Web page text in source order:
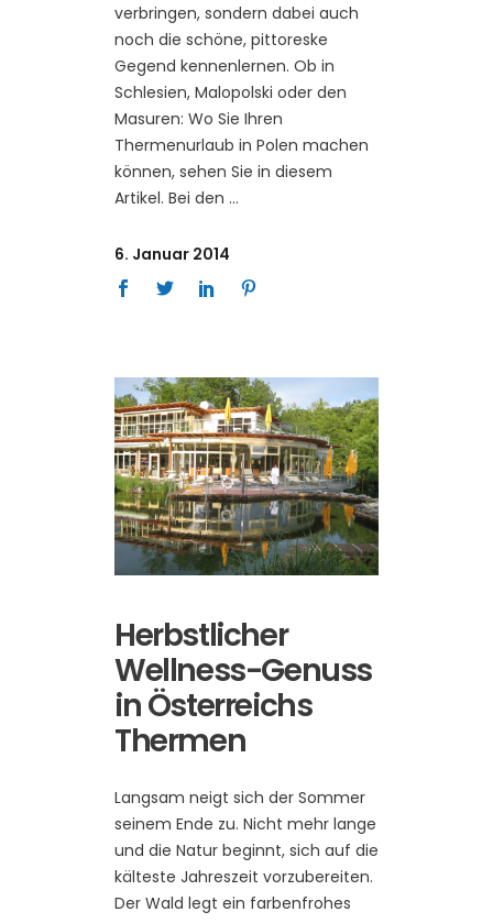
verbringen, sondern dabei auch
noch die schöne, pittoreske
Gegend kennenlernen. Ob in
Schlesien, Malopolski oder den
Masuren: Wo Sie Ihren
Thermenurlaub in Polen machen
können, sehen Sie in diesem
Artikel. Bei den
6. Januar 2014
Herbstlicher
Wellness-Genuss
in Österreichs
Thermen
Langsam neigt sich der Sommer
seinem Ende zu. Nicht mehr lange
und die Natur beginnt, sich auf die
kälteste Jahreszeit vorzubereiten.
Der Wald legt ein farbenfrohes